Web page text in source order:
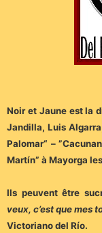
Noir et Jaune est la
Jandilla, Luis
Palomar“ –
Martín” à Mayorga
Ils peuvent être
veux, c’est que mes
Victoriano del Río.